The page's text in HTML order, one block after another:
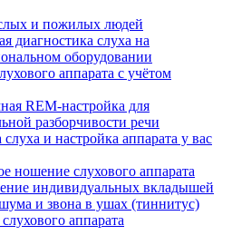
и пожилых людей
диагностика слуха на
оборудовании
аппарата с учётом
REM-настройка для
разборчивости речи
и настройка аппарата у вас
ношение слухового аппарата
индивидуальных вкладышей
и звона в ушах (тиннитус)
аппарата